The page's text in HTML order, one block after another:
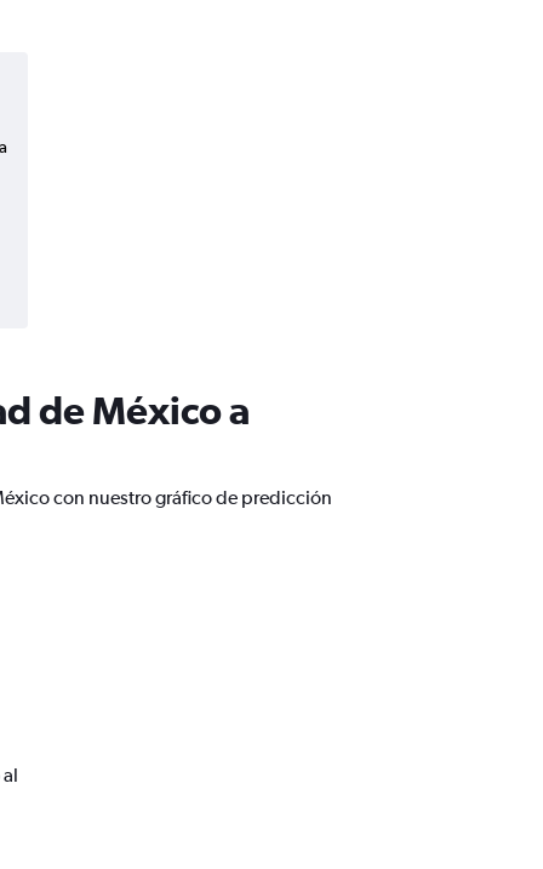
de México a
con nuestro gráfico de predicción